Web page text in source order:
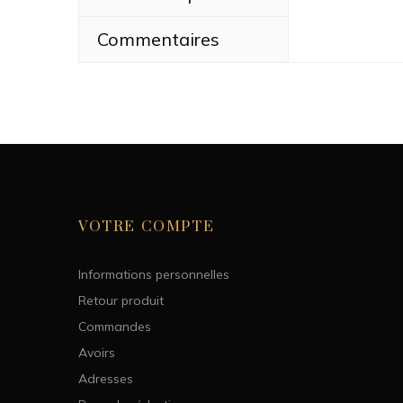
Commentaires
VOTRE COMPTE
Informations personnelles
Retour produit
Commandes
Avoirs
Adresses